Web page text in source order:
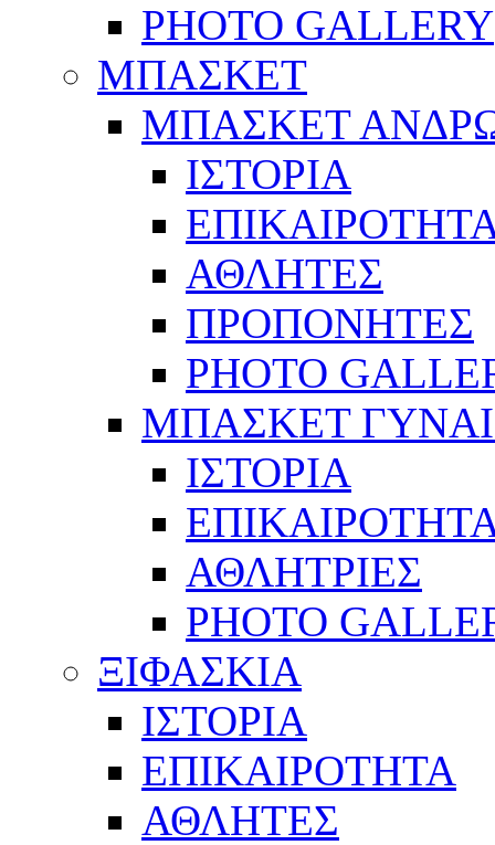
PHOTO GALLERY
ΜΠΑΣΚΕΤ
ΜΠΑΣΚΕΤ
ΙΣΤΟΡΙΑ
ΑΘΛΗΤΕΣ
ΠΡΟΠΟΝΗΤΕΣ
PHOTO
ΜΠΑΣΚΕΤ
ΙΣΤΟΡΙΑ
ΑΘΛΗΤΡΙΕΣ
PHOTO
ΞΙΦΑΣΚΙΑ
ΙΣΤΟΡΙΑ
ΕΠΙΚΑΙΡΟΤΗΤΑ
ΑΘΛΗΤΕΣ